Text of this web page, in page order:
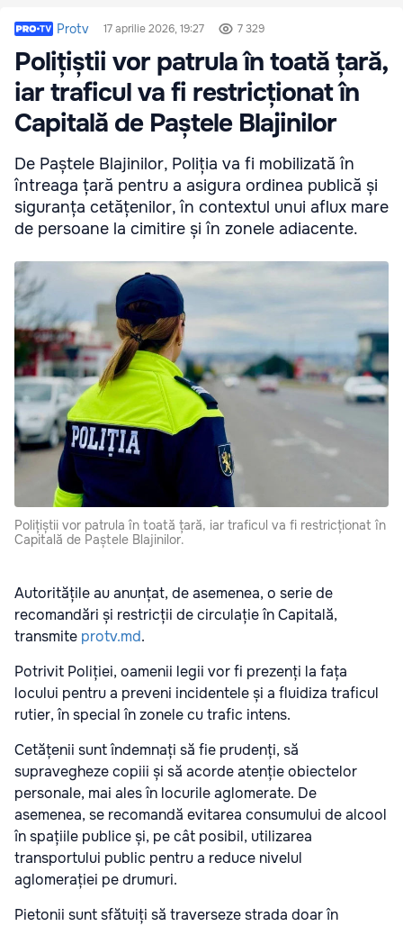
Protv 17 aprilie 2026, 19:27 7 329
Polițiștii vor patrula în toată țară,
iar traficul va fi restricționat în
Capitală de Paștele Blajinilor
De Paștele Blajinilor, Poliția va fi mobilizată în
întreaga țară pentru a asigura ordinea publică și
siguranța cetățenilor, în contextul unui aflux mare
de persoane la cimitire și în zonele adiacente.
Polițiștii vor patrula în toată țară, iar traficul va fi restricționat în
Capitală de Paștele Blajinilor.
Autoritățile au anunțat, de asemenea, o serie de
recomandări și restricții de circulație în Capitală,
transmite protv.md.
Potrivit Poliției, oamenii legii vor fi prezenți la fața
locului pentru a preveni incidentele și a fluidiza traficul
rutier, în special în zonele cu trafic intens.
Cetățenii sunt îndemnați să fie prudenți, să
supravegheze copiii și să acorde atenție obiectelor
personale, mai ales în locurile aglomerate. De
asemenea, se recomandă evitarea consumului de alcool
în spațiile publice și, pe cât posibil, utilizarea
transportului public pentru a reduce nivelul
aglomerației pe drumuri.
Pietonii sunt sfătuiți să traverseze strada doar în